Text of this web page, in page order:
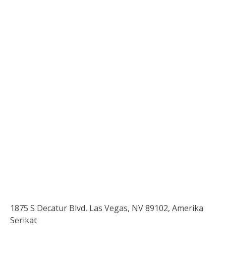
1875 S Decatur Blvd, Las Vegas, NV 89102, Amerika
Serikat